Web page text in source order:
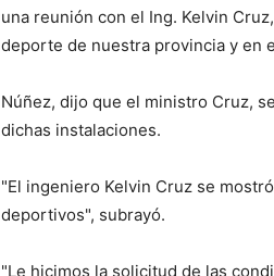
una reunión con el Ing. Kelvin
deporte de nuestra provincia y en
Núñez, dijo que el ministro Cruz,
dichas instalaciones.
"El ingeniero Kelvin Cruz se
deportivos", subrayó.
"Le hicimos la solicitud de las